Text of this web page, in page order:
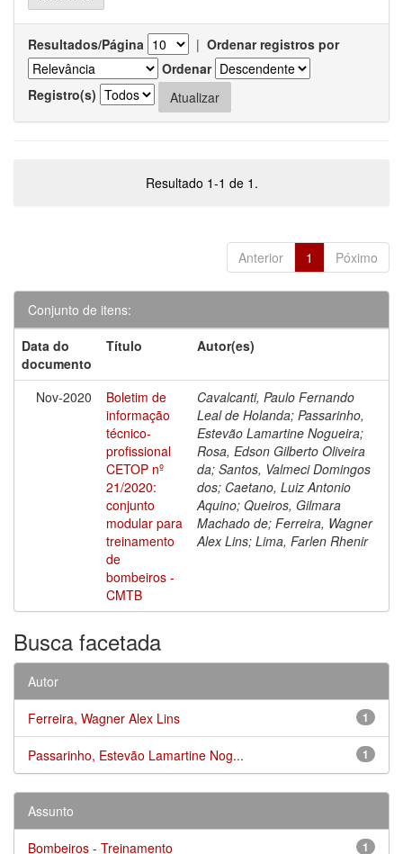
Resultados/Página | Ordenar registros por
Ordenar
Registro(s)
Resultado 1-1 de 1.
Anterior 1 Póximo
Conjunto de itens:
Data do
documento
Título Autor(es)
Nov-2020
Boletim de
informação
técnico-
profissional
CETOP nº
21/2020:
conjunto
modular para
treinamento
de
bombeiros -
CMTB
Cavalcanti, Paulo Fernando
Leal de Holanda; Passarinho,
Estevão Lamartine Nogueira;
Rosa, Edson Gilberto Oliveira
da; Santos, Valmeci Domingos
dos; Caetano, Luiz Antonio
Aquino; Queiros, Gilmara
Machado de; Ferreira, Wagner
Alex Lins; Lima, Farlen Rhenir
Busca facetada
Autor
1
Ferreira, Wagner Alex Lins
1
Passarinho, Estevão Lamartine Nog...
Assunto
1
Bombeiros - Treinamento